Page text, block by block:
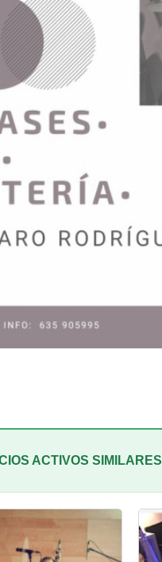
ACTIVOS SIMILARES